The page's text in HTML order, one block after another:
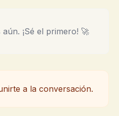
¡Sé el primero! 🚀
a la conversación.